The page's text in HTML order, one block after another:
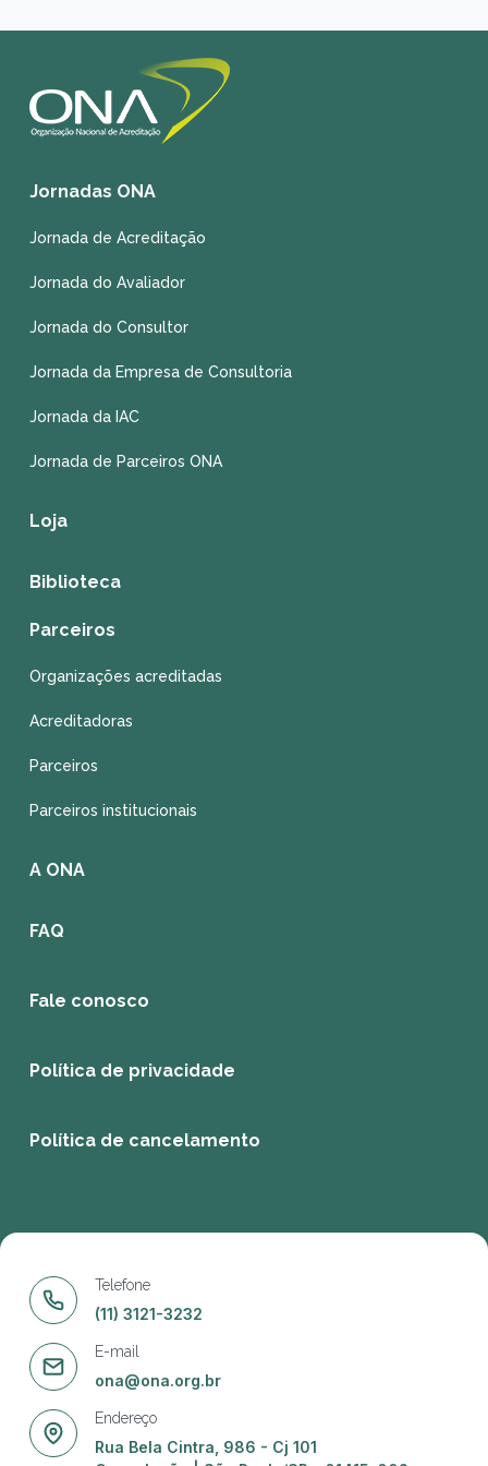
Jornadas ONA
Jornada de Acreditação
Jornada do Avaliador
Jornada do Consultor
Jornada da Empresa de Consultoria
Jornada da IAC
Jornada de Parceiros ONA
Loja
Biblioteca
Parceiros
Organizações acreditadas
Acreditadoras
Parceiros
Parceiros institucionais
A ONA
FAQ
Fale conosco
Política de privacidade
Política de cancelamento
Telefone
(11) 3121-3232
E-mail
ona@ona.org.br
Endereço
Rua Bela Cintra, 986 - Cj 101